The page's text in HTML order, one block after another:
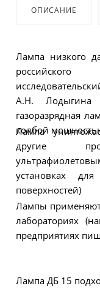
ОПИСАНИЕ
Лампа низкого
А.Н. Лодыгина
газоразрядная
колбой
Лампа
другие
установках
поверхностей)
Лампы
лабораториях
предприятиях
Лампа ДБ 15